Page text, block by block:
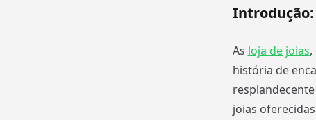
Introdução:
As loja de joias
história de
joias